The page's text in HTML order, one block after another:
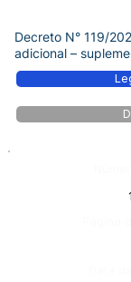
Decreto N° 119/
adicional –